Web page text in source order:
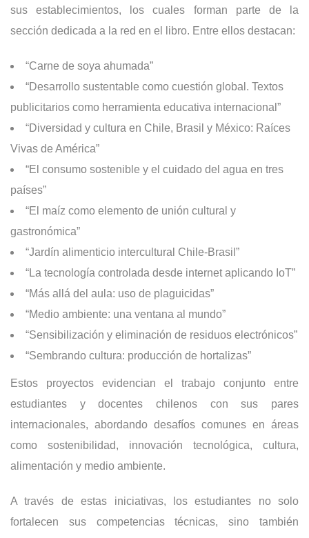
sus establecimientos, los cuales forman parte de la
sección dedicada a la red en el libro. Entre ellos destacan:
“Carne de soya ahumada”
“Desarrollo sustentable como cuestión global. Textos
publicitarios como herramienta educativa internacional”
“Diversidad y cultura en Chile, Brasil y México: Raíces
Vivas de América”
“El consumo sostenible y el cuidado del agua en tres
países”
“El maíz como elemento de unión cultural y
gastronómica”
“Jardín alimenticio intercultural Chile-Brasil”
“La tecnología controlada desde internet aplicando IoT”
“Más allá del aula: uso de plaguicidas”
“Medio ambiente: una ventana al mundo”
“Sensibilización y eliminación de residuos electrónicos”
“Sembrando cultura: producción de hortalizas”
Estos proyectos evidencian el trabajo conjunto entre
estudiantes y docentes chilenos con sus pares
internacionales, abordando desafíos comunes en áreas
como sostenibilidad, innovación tecnológica, cultura,
alimentación y medio ambiente.
A través de estas iniciativas, los estudiantes no solo
fortalecen sus competencias técnicas, sino también